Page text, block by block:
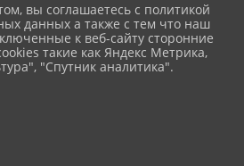
с
во всех
общества.
Петра Алексеевича
только своё внутреннее
вы соглашаетесь с политикой
данных а также с тем что наш
к веб-сайту сторонние
такие как Яндекс Метрика,
"Спутник аналитика".